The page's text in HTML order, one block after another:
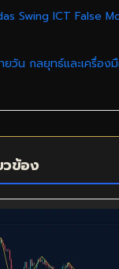
Swing ICT False
ยวัน กลยุทธ์และเครื่อง
วข้อง